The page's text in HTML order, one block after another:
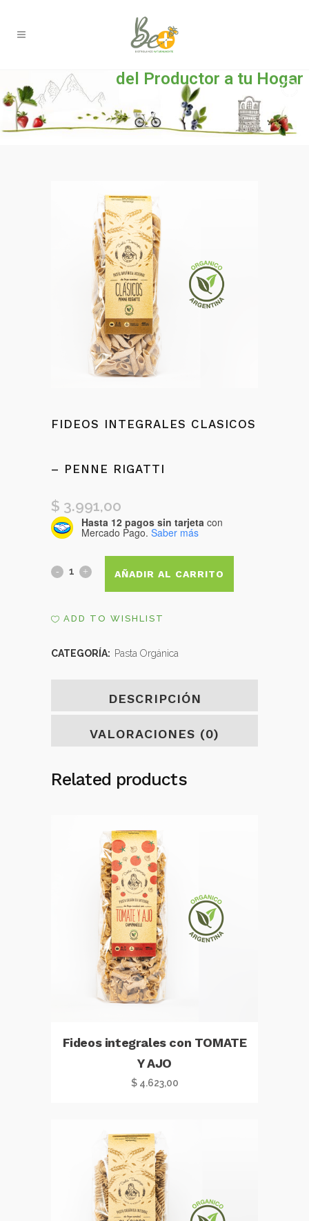
del Productor a tu Hogar
FIDEOS INTEGRALES CLASICOS
– PENNE RIGATTI
$ 3.991,00
Hasta 12 pagos sin tarjeta con
Mercado Pago. Saber más
Fideos
CLASICOS
-
AÑADIR AL CARRITO
ADD TO WISHLIST
CATEGORÍA: Pasta Orgánica
DESCRIPCIÓN
VALORACIONES (0)
Related products
Fideos integrales con TOMATE
Y AJO
$4.623,00